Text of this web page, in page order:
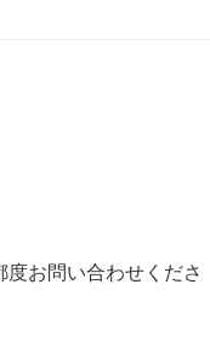
お問い合わせくださ